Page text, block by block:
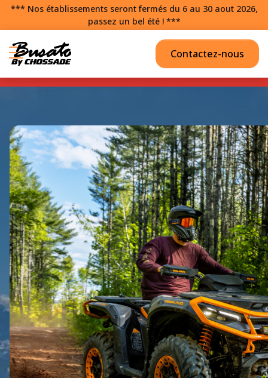
*** Nos établissements seront fermés du 6 au 30 aout 2026,
passez un bel été ! ***
Contactez-nous